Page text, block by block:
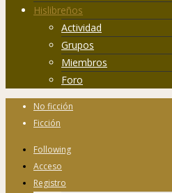
Hislibreños
Actividad
Grupos
Miembros
Foro
No ficción
Ficción
Following
Acceso
Registro